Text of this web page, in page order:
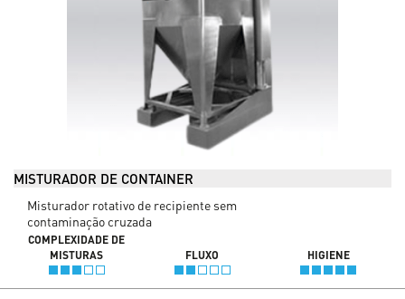
MISTURADOR DE CONTAINER
Misturador rotativo de recipiente sem
contaminação cruzada
COMPLEXIDADE DE
MISTURAS
FLUXO HIGIENE